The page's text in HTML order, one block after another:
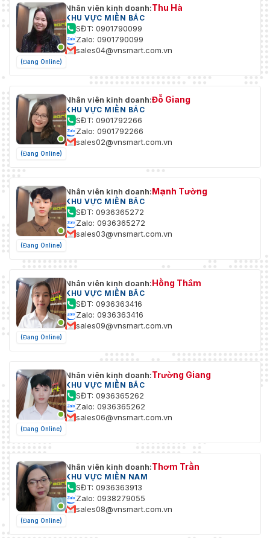
(Đang Online)
Nhân viên kinh doanh:Thu Hà
KHU VỰC MIỀN BẮC
SĐT: 0901790099
Zalo: 0901790099
sales04@vnsmart.com.vn
(Đang Online)
Nhân viên kinh doanh:Đỗ Giang
KHU VỰC MIỀN BẮC
SĐT: 0901792266
Zalo: 0901792266
sales02@vnsmart.com.vn
(Đang Online)
Nhân viên kinh doanh:Mạnh Tường
KHU VỰC MIỀN BẮC
SĐT: 0936365272
Zalo: 0936365272
sales03@vnsmart.com.vn
(Đang Online)
Nhân viên kinh doanh:Hồng Thắm
KHU VỰC MIỀN BẮC
SĐT: 0936363416
Zalo: 0936363416
sales09@vnsmart.com.vn
(Đang Online)
Nhân viên kinh doanh:Trường Giang
KHU VỰC MIỀN BẮC
SĐT: 0936365262
Zalo: 0936365262
sales06@vnsmart.com.vn
(Đang Online)
Nhân viên kinh doanh:Thơm Trần
KHU VỰC MIỀN NAM
SĐT: 0936363913
Zalo: 0938279055
sales08@vnsmart.com.vn